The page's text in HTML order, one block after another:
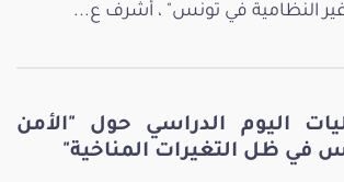
النظامية في تونس" ، أشرف ع...
اليوم الدراسي حول "الأمن
في ظل التغيرات المناخية"